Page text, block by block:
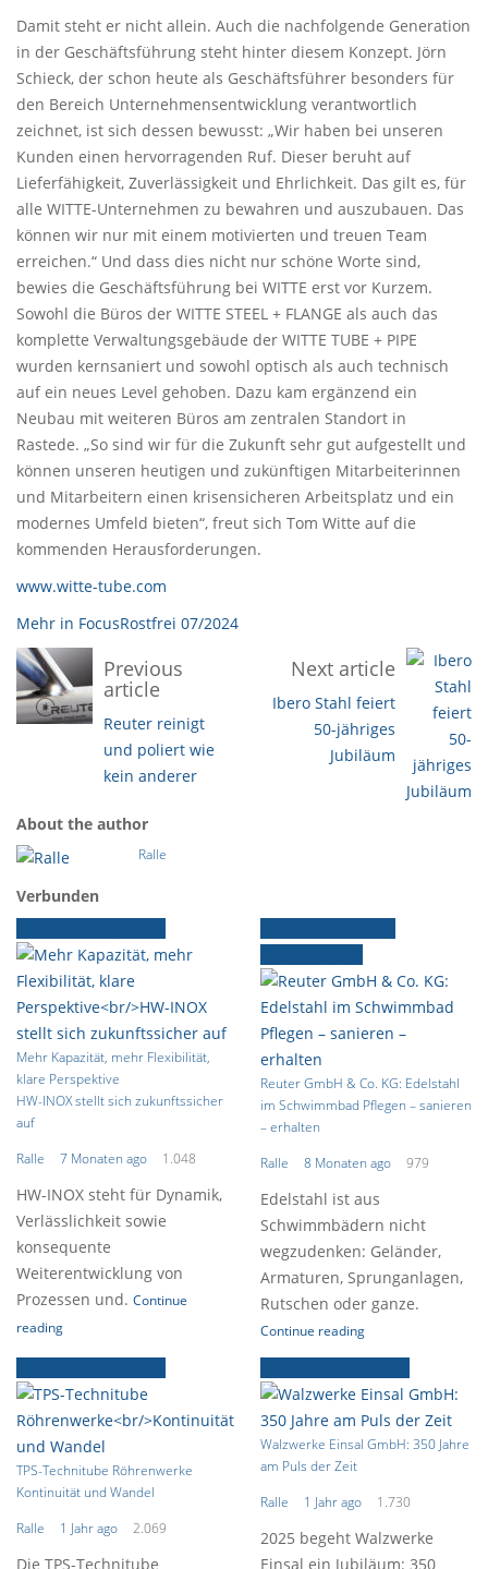
Damit steht er nicht allein. Auch die nachfolgende Generation
in der Geschäftsführung steht hinter diesem Konzept. Jörn
Schieck, der schon heute als Geschäftsführer besonders für
den Bereich Unternehmensentwicklung verantwortlich
zeichnet, ist sich dessen bewusst: „Wir haben bei unseren
Kunden einen hervorragenden Ruf. Dieser beruht auf
Lieferfähigkeit, Zuverlässigkeit und Ehrlichkeit. Das gilt es, für
alle WITTE-Unternehmen zu bewahren und auszubauen. Das
können wir nur mit einem motivierten und treuen Team
erreichen.“ Und dass dies nicht nur schöne Worte sind,
bewies die Geschäftsführung bei WITTE erst vor Kurzem.
Sowohl die Büros der WITTE STEEL + FLANGE als auch das
komplette Verwaltungsgebäude der WITTE TUBE + PIPE
wurden kernsaniert und sowohl optisch als auch technisch
auf ein neues Level gehoben. Dazu kam ergänzend ein
Neubau mit weiteren Büros am zentralen Standort in
Rastede. „So sind wir für die Zukunft sehr gut aufgestellt und
können unseren heutigen und zukünftigen Mitarbeiterinnen
und Mitarbeitern einen krisensicheren Arbeitsplatz und ein
modernes Umfeld bieten“, freut sich Tom Witte auf die
kommenden Herausforderungen.
www.witte-tube.com
Mehr in FocusRostfrei 07/2024
Previous
article
Reuter reinigt
und poliert wie
kein anderer
Next article
Ibero Stahl feiert
50-jähriges
Jubiläum
About the author
Ralle
Verbunden
Mehr Kapazität, mehr Flexibilität,
klare Perspektive
HW-INOX stellt sich zukunftssicher
auf
Ralle
7 Monaten ago 1.048
HW-INOX steht für Dynamik,
Verlässlichkeit sowie
konsequente
Weiterentwicklung von
Prozessen und. Continue
reading
Reuter GmbH & Co. KG: Edelstahl
im Schwimmbad Pflegen – sanieren
– erhalten
Ralle
8 Monaten ago 979
Edelstahl ist aus
Schwimmbädern nicht
wegzudenken: Geländer,
Armaturen, Sprunganlagen,
Rutschen oder ganze.
Continue reading
TPS-Technitube Röhrenwerke
Kontinuität und Wandel
Ralle
1 Jahr ago 2.069
Die TPS-Technitube
Walzwerke Einsal GmbH: 350 Jahre
am Puls der Zeit
Ralle
1 Jahr ago 1.730
2025 begeht Walzwerke
Einsal ein Jubiläum: 350